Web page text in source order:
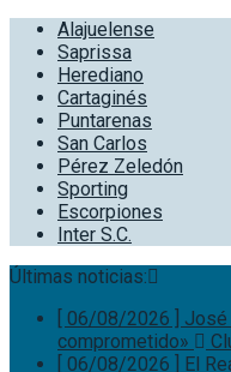
Alajuelense
Saprissa
Herediano
Cartaginés
Puntarenas
San Carlos
Pérez Zeledón
Sporting
Escorpiones
Inter S.C.
Últimas noticias:
[ 06/08/2026 ] José
comprometido»
[ 06/08/2026 ] El